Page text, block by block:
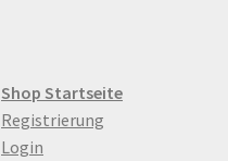
Shop Startseite
Registrierung
Login